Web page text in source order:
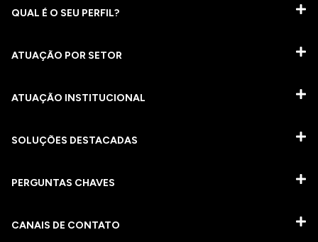
QUAL É O SEU PERFIL?
ATUAÇÃO POR SETOR
ATUAÇÃO INSTITUCIONAL
SOLUÇÕES DESTACADAS
PERGUNTAS CHAVES​
CANAIS DE CONTATO